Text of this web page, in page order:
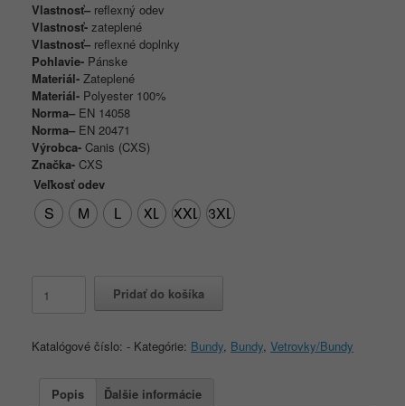
Vlastnosť– reflexný odev
Vlastnosť- zateplené
Vlastnosť– reflexné doplnky
Pohlavie- Pánske
Materiál- Zateplené
Materiál- Polyester 100%
Norma– EN 14058
Norma– EN 20471
Výrobca- Canis (CXS)
Značka- CXS
Veľkosť odev
S M L XL XXL 3XL
Reflexná
CXS
Pridať do košíka
Katalógové číslo: - Kategórie: Bundy, Bundy, Vetrovky/Bundy
Popis Ďalšie informácie